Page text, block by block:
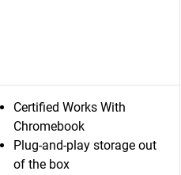
Certified Works With
Chromebook
Plug-and-play storage out
of the box